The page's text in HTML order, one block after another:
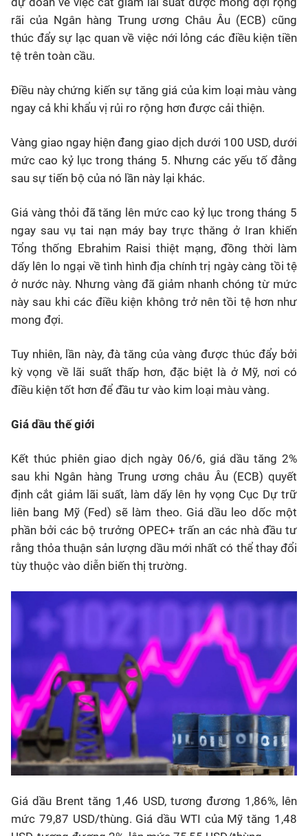
rãi của Ngân hàng Trung ương Châu Âu (ECB) cũng
thúc đẩy sự lạc quan về việc nới lỏng các điều kiện tiền
tệ trên toàn cầu.
Điều này chứng kiến sự tăng giá của kim loại màu vàng
ngay cả khi khẩu vị rủi ro rộng hơn được cải thiện.
Vàng giao ngay hiện đang giao dịch dưới 100 USD, dưới
mức cao kỷ lục trong tháng 5. Nhưng các yếu tố đằng
sau sự tiến bộ của nó lần này lại khác.
Giá vàng thỏi đã tăng lên mức cao kỷ lục trong tháng 5
ngay sau vụ tai nạn máy bay trực thăng ở Iran khiến
Tổng thống Ebrahim Raisi thiệt mạng, đồng thời làm
dấy lên lo ngại về tình hình địa chính trị ngày càng tồi tệ
ở nước này. Nhưng vàng đã giảm nhanh chóng từ mức
này sau khi các điều kiện không trở nên tồi tệ hơn như
mong đợi.
Tuy nhiên, lần này, đà tăng của vàng được thúc đẩy bởi
kỳ vọng về lãi suất thấp hơn, đặc biệt là ở Mỹ, nơi có
điều kiện tốt hơn để đầu tư vào kim loại màu vàng.
Giá dầu thế giới
Kết thúc phiên giao dịch ngày 06/6, giá dầu tăng 2%
sau khi Ngân hàng Trung ương châu Âu (ECB) quyết
định cắt giảm lãi suất, làm dấy lên hy vọng Cục Dự trữ
liên bang Mỹ (Fed) sẽ làm theo. Giá dầu leo dốc một
phần bởi các bộ trưởng OPEC+ trấn an các nhà đầu tư
rằng thỏa thuận sản lượng dầu mới nhất có thể thay đổi
tùy thuộc vào diễn biến thị trường.
Giá dầu Brent tăng 1,46 USD, tương đương 1,86%, lên
mức 79,87 USD/thùng. Giá dầu WTI của Mỹ tăng 1,48